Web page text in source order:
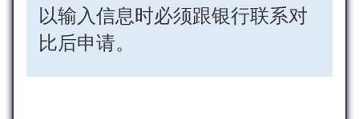
以输入信息时必须跟银行联系对
比后申请。